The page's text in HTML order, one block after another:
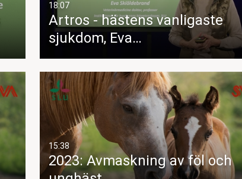
18:07
Artros - hästens vanligaste
sjukdom, Eva…
15:38
2023: Avmaskning av föl och